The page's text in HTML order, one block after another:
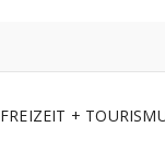
FREIZEIT +